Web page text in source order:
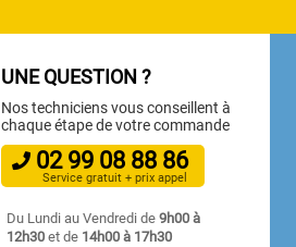
UNE QUESTION ?
Nos techniciens vous conseillent à
chaque étape de votre commande
02 99 08 88 86
Service gratuit + prix appel
Du Lundi au Vendredi de9h00 à
12h30 et de 14h00 à 17h30